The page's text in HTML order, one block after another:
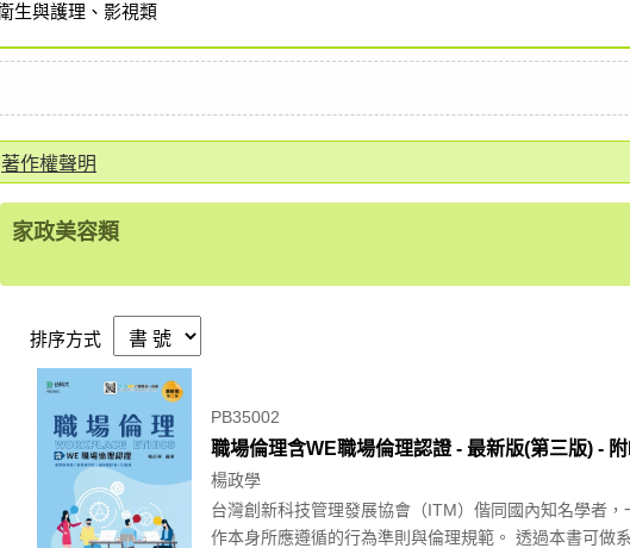
生與護理、影視類
著作權聲明
家政美容類
排序方式
PB35002
職場倫理含WE職場倫理認證 - 最新版(第三版) -
楊政學
台灣創新科技管理發展協會（ITM）偕同國內知名學者
作本身所應遵循的行為準則與倫理規範。 透過本書可做系